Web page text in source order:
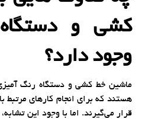
کشی و
وجود دارد؟
ماشین خط کشی و دستگاه رنگ
هستند که برای انجام کارهای مرتبط
قرار می‌گیرند. اما با وجود این